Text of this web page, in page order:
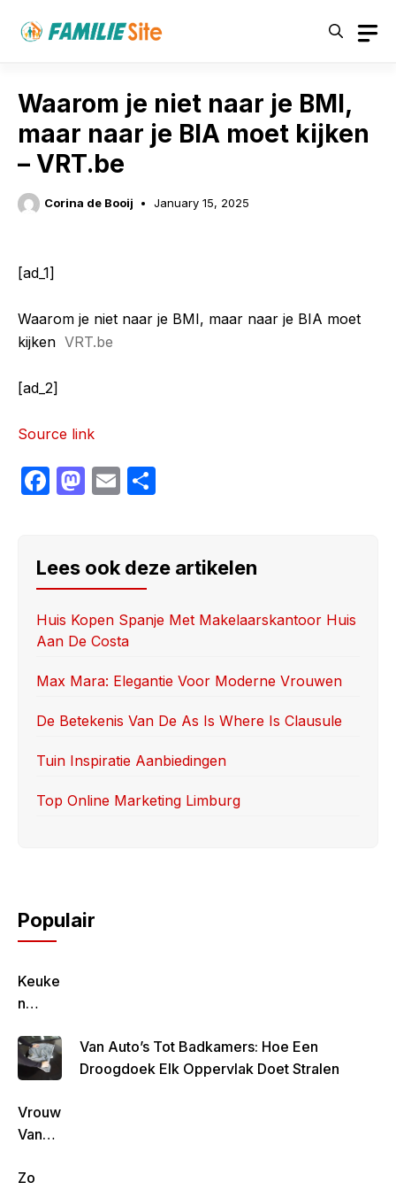
Waarom je niet naar je BMI,
maar naar je BIA moet kijken
– VRT.be
Corina de Booij January 15, 2025
[ad_1]
Waarom je niet naar je BMI, maar naar je BIA moet
kijken VRT.be
[ad_2]
Source link
F
e
b
o
o
k
M
o
d
o
n
E
e
Lees ook deze artikelen
Huis Kopen Spanje Met Makelaarskantoor Huis
Aan De Costa
Max Mara: Elegantie Voor Moderne Vrouwen
De Betekenis Van De As Is Where Is Clausule
Tuin Inspiratie Aanbiedingen
Top Online Marketing Limburg
Populair
Keuke
N
–
Gezon
Lekke
R &
L
Van Auto’s Tot Badkamers: Hoe Een
Droogdoek Elk Oppervlak Doet Stralen
Vrouw
Van
De
Zo